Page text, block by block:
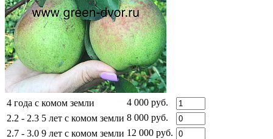
4 года с комом земли
4 000 руб.
2.2 - 2.3 5 лет с комом земли 8 000 руб.
2.7 - 3.0 9 лет с комом земли 12 000 руб.